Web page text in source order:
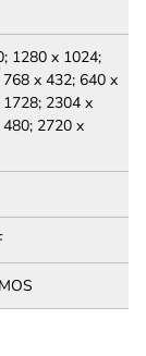
1280 x 1024;
x 432; 640 x
2304 x
2720 x